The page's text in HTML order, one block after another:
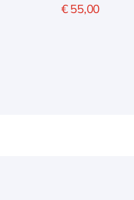
€55,00